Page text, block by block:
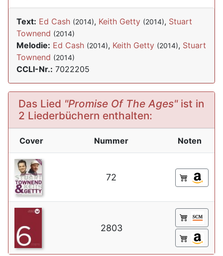
Text: Ed Cash (2014), Keith Getty (2014), Stuart
Townend (2014)
Melodie: Ed Cash (2014), Keith Getty (2014), Stuart
Townend (2014)
CCLI-Nr.: 7022205
Das Lied "Promise Of The Ages"ist in
2 Liederbüchern enthalten:
Cover Nummer Noten
72
2803